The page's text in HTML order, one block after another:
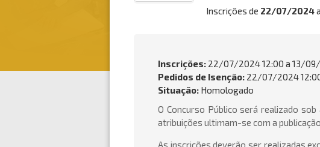
Inscrições de 22/07/2024a
Inscrições: 22/07/2024 12:00 a 13/
Pedidos de Isenção: 22/07/2024
Situação: Homologado
O Concurso Público será realizado
atribuições ultimam-se com a
As inscrições deverão ser realizadas